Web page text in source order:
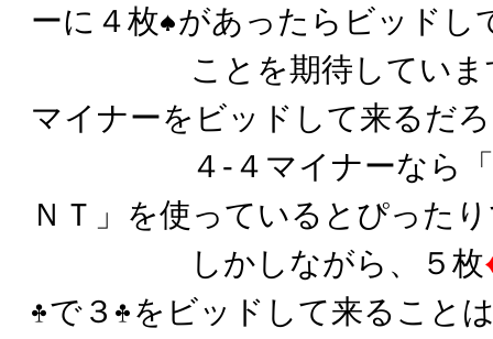
ーに４枚 があったらビッドし
ことを期待していま
マイナーをビッドして来るだ
４-４マイナーなら「ス
ＮＴ」を使っているとぴった
しかしながら、５枚
で３
をビッドして来ること